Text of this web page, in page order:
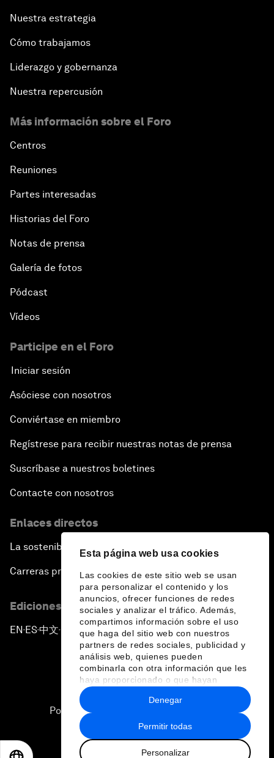
Esta página web usa cookies
Las cookies de este sitio web se usan
para personalizar el contenido y los
anuncios, ofrecer funciones de redes
sociales y analizar el tráfico. Además,
compartimos información sobre el uso
que haga del sitio web con nuestros
partners de redes sociales, publicidad y
análisis web, quienes pueden
combinarla con otra información que les
haya proporcionado o que hayan
recopilado a partir del uso que haya
hecho de sus servicios.
Permitir todas
Personalizar
Denegar
Nuestra estrategia
Cómo trabajamos
Liderazgo y gobernanza
Nuestra repercusión
Más información sobre el Foro
Centros
Reuniones
Partes interesadas
Historias del Foro
Notas de prensa
Galería de fotos
Pódcast
Vídeos
Participe en el Foro
Iniciar sesión
Asóciese con nosotros
Conviértase en miembro
Regístrese para recibir nuestras notas de prensa
Suscríbase a nuestros boletines
Contacte con nosotros
Enlaces directos
La sostenibilidad en el Foro
Carreras profesionales
Ediciones en otros idiomas
EN ▪ES▪中文▪ 日本語
Política de privacidad y normas de uso
Sitemap